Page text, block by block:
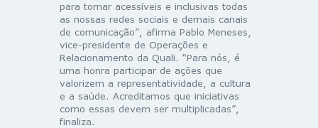
para tornar acessíveis e inclusivas todas
as nossas redes sociais e demais canais
de comunicação”, afirma Pablo Meneses,
vice-presidente de Operações e
Relacionamento da Quali. “Para nós, é
uma honra participar de ações que
valorizem a representatividade, a cultura
e a saúde. Acreditamos que iniciativas
como essas devem ser multiplicadas”,
finaliza.